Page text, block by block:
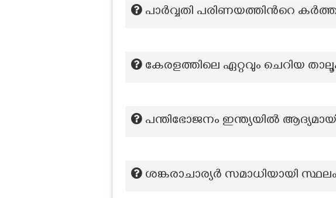
പാര്‍വ്വതി പരിണയത്തിന്‍റെ
കേരളത്തിലെ ഏറ്റവും ചെറിയ
പന്തിഭോജനം ഇന്ത്യയില്‍
ശങ്കരാചാര്യർ സമാധിയായി